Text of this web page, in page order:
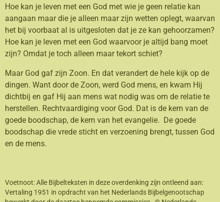
Hoe kan je leven met een God met wie je geen relatie kan
aangaan maar die je alleen maar zijn wetten oplegt, waarvan
het bij voorbaat al is uitgesloten dat je ze kan gehoorzamen?
Hoe kan je leven met een God waarvoor je altijd bang moet
zijn? Omdat je toch alleen maar tekort schiet?
Maar God gaf zijn Zoon. En dat verandert de hele kijk op de
dingen. Want door de Zoon, werd God mens, en kwam Hij
dichtbij en gaf Hij aan mens wat nodig was om de relatie te
herstellen. Rechtvaardiging voor God. Dat is de kern van de
goede boodschap, de kern van het evangelie. De goede
boodschap die vrede sticht en verzoening brengt, tussen God
en de mens.
Voetnoot: Alle Bijbelteksten in deze overdenking zijn ontleend aan:
Vertaling 1951 in opdracht van het Nederlands Bijbelgenootschap